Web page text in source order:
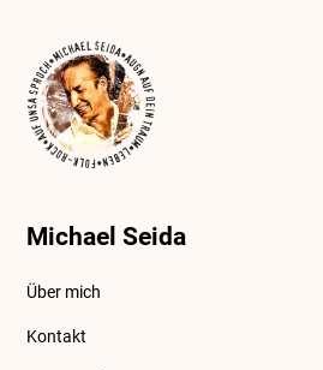
Michael Seida
Über mich
Kontakt